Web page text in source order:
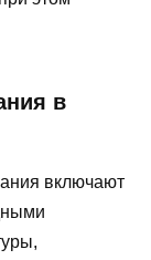
в
включают